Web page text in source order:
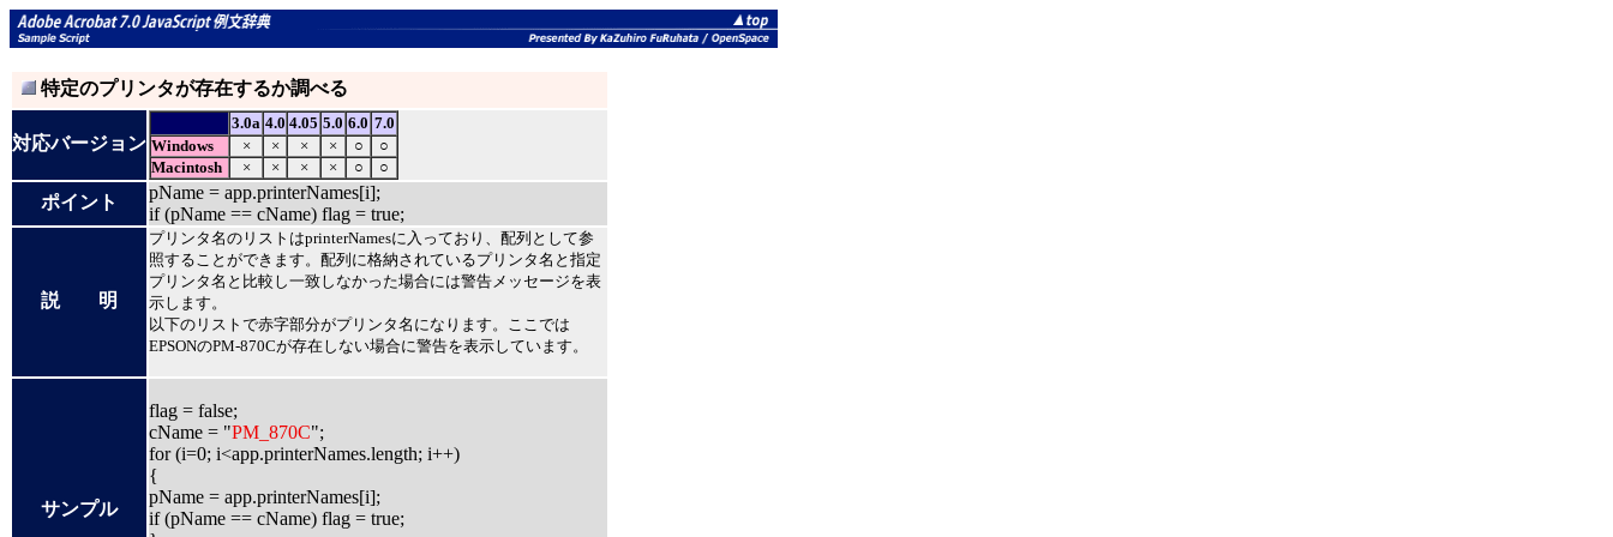
特定のプリンタが存在するか調べる
対応バージョン
3.0a 4.0 4.05 5.0 6.0 7.0
Windows
× × × × ○
○
Macintosh
× × × × ○ ○
ポイント
pName = app.printerNames[i];
if (pName == cName) flag = true;
説 明
プリンタ名のリストはprinterNamesに入っており、配列として参
照することができます。配列に格納されているプリンタ名と指定
プリンタ名と比較し一致しなかった場合には警告メッセージを表
示します。
以下のリストで赤字部分がプリンタ名になります。ここでは
EPSONのPM-870Cが存在しない場合に警告を表示しています。
サンプル
flag = false;
cName = "PM_870C";
for (i=0; i<app.printerNames.length; i++)
{
pName = app.printerNames[i];
if (pName == cName) flag = true;